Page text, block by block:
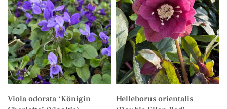
Viola odorata ‘Königin
Helleborus orientalis